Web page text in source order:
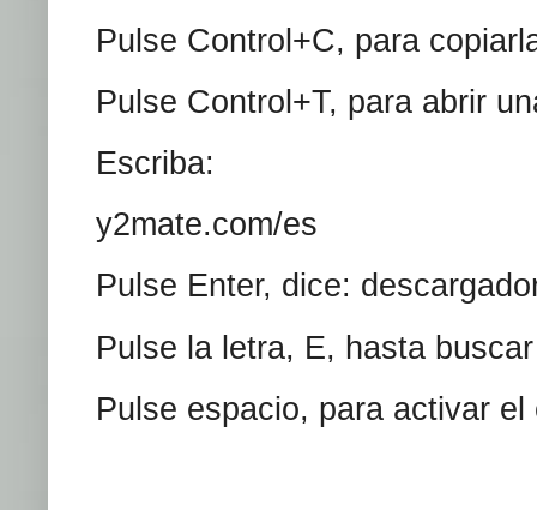
Pulse Control+C, para
Pulse Control+T, para abrir
Escriba:
y2mate.com/es
Pulse Enter, dice:
Pulse la letra, E, hasta
Pulse espacio, para activar